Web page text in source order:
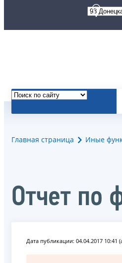
Главная страница Иные
Отчет по
Дата публикации: 04.04.2017 10:41